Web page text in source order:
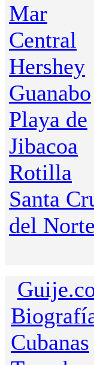
Mar
Central
Hershey
Guanabo
Playa de
Jibacoa
Rotilla
Santa
del Norte
Cubanas